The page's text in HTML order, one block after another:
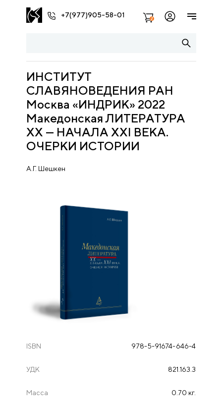
+7(977)905-58-01 2
ИНСТИТУТ
СЛАВЯНОВЕДЕНИЯ РАН
Москва «ИНДРИК» 2022
Македонская ЛИТЕРАТУРА
ХХ — НАЧАЛА XXI ВЕКА.
ОЧЕРКИ ИСТОРИИ
А.Г. Шешкен
ISBN 978-5-91674-646-4
УДК 821.163.3
Масса 0.70 кг.